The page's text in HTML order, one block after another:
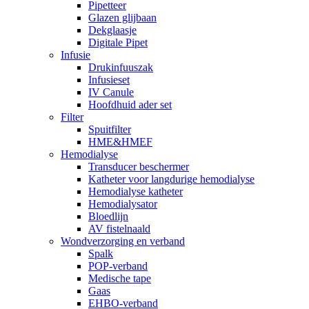
Pipetteer
Glazen glijbaan
Dekglaasje
Digitale Pipet
Infusie
Drukinfuuszak
Infusieset
IV Canule
Hoofdhuid ader set
Filter
Spuitfilter
HME&HMEF
Hemodialyse
Transducer beschermer
Katheter voor langdurige hemodialyse
Hemodialyse katheter
Hemodialysator
Bloedlijn
AV fistelnaald
Wondverzorging en verband
Spalk
POP-verband
Medische tape
Gaas
EHBO-verband